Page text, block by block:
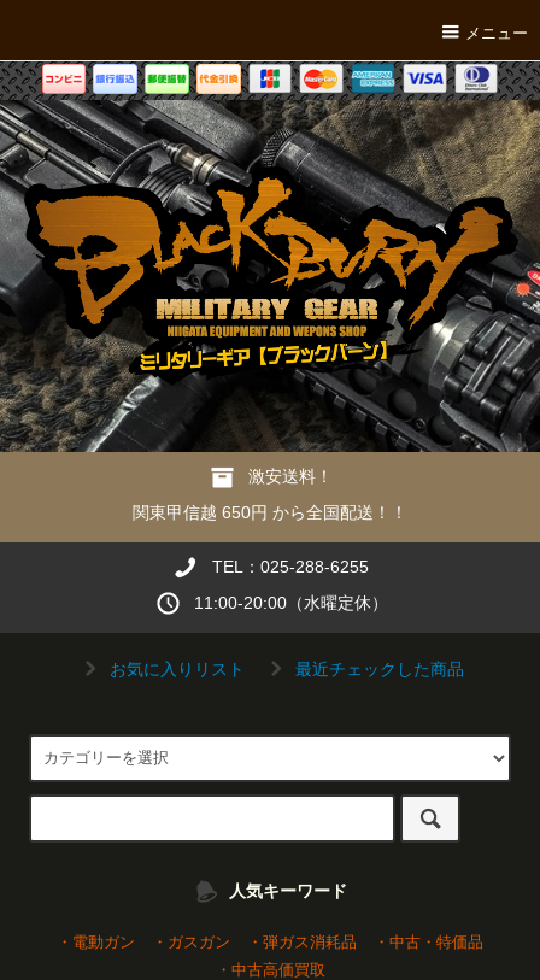
メニュー
激安送料！
関東甲信越 650円 から全国配送！！
TEL：025-288-6255
11:00-20:00（水曜定休）
お気に入りリスト 最近チェックした商品
人気キーワード
・電動ガン ・ガスガン ・弾ガス消耗品
・中古・特価品
・中古高価買取